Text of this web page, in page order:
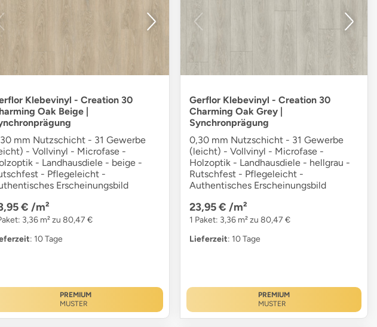
Klebevinyl - Creation 30
Oak Beige |
mm Nutzschicht - 31 Gewerbe
- Vollvinyl - Microfase -
- Landhausdiele - beige -
- Pflegeleicht -
Erscheinungsbild
€ /m²
3,36 m² zu 80,47 €
: 10 Tage
PREMIUM
MUSTER
Gerflor Klebevinyl - Creation 30
Charming Oak Grey |
Synchronprägung
0,30 mm Nutzschicht - 31 Gewerbe
(leicht) - Vollvinyl - Microfase -
Holzoptik - Landhausdiele - hellgrau -
Rutschfest - Pflegeleicht -
Authentisches Erscheinungsbild
23,95 € /m²
1 Paket: 3,36 m² zu 80,47 €
Lieferzeit: 10 Tage
PREMIUM
MUSTER